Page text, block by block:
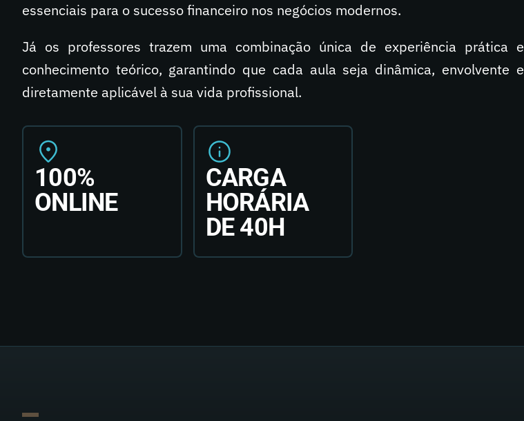
essenciais para o sucesso financeiro nos negócios modernos.
Já os professores trazem uma combinação única de experiência prática e
conhecimento teórico, garantindo que cada aula seja dinâmica, envolvente e
diretamente aplicável à sua vida profissional.
100%
ONLINE
CARGA
HORÁRIA
DE 40H